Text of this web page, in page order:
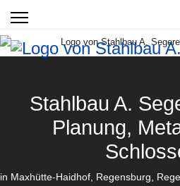
Stahlbau A.
Planung,
in Maxhütte-Haidhof, Regensburg,